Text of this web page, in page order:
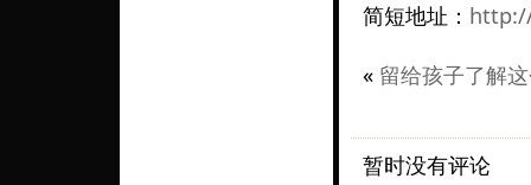
简短地址：
« 留给孩子了解
暂时没有评论